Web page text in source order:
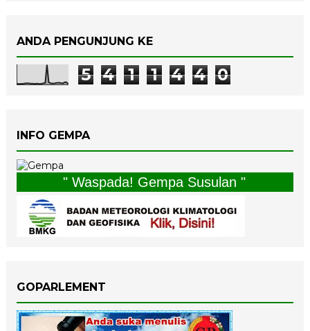
ANDA PENGUNJUNG KE
5 4 1 1 4 4 0
INFO GEMPA
" Waspada! Gempa Susulan "
GOPARLEMENT